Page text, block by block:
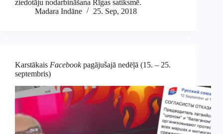
ziedotāju nodarbināšana Rīgas satiksmē.
Madara Indāne
25. Sep, 2018
Karstākais Facebookpagājušajā nedēļā (15. – 25.
septembris)